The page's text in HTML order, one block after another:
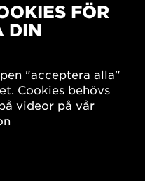
FÖR
DIN
"acceptera alla"
Cookies behövs
videor på vår